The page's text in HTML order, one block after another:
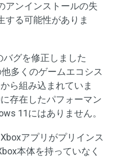
アンインストールの失
する可能性がありま
グを修正しました
多くのゲームエコシス
ら組み込まれていま
存在したパフォーマン
11にはありません。
アプリがプリインス
本体を持っていなく